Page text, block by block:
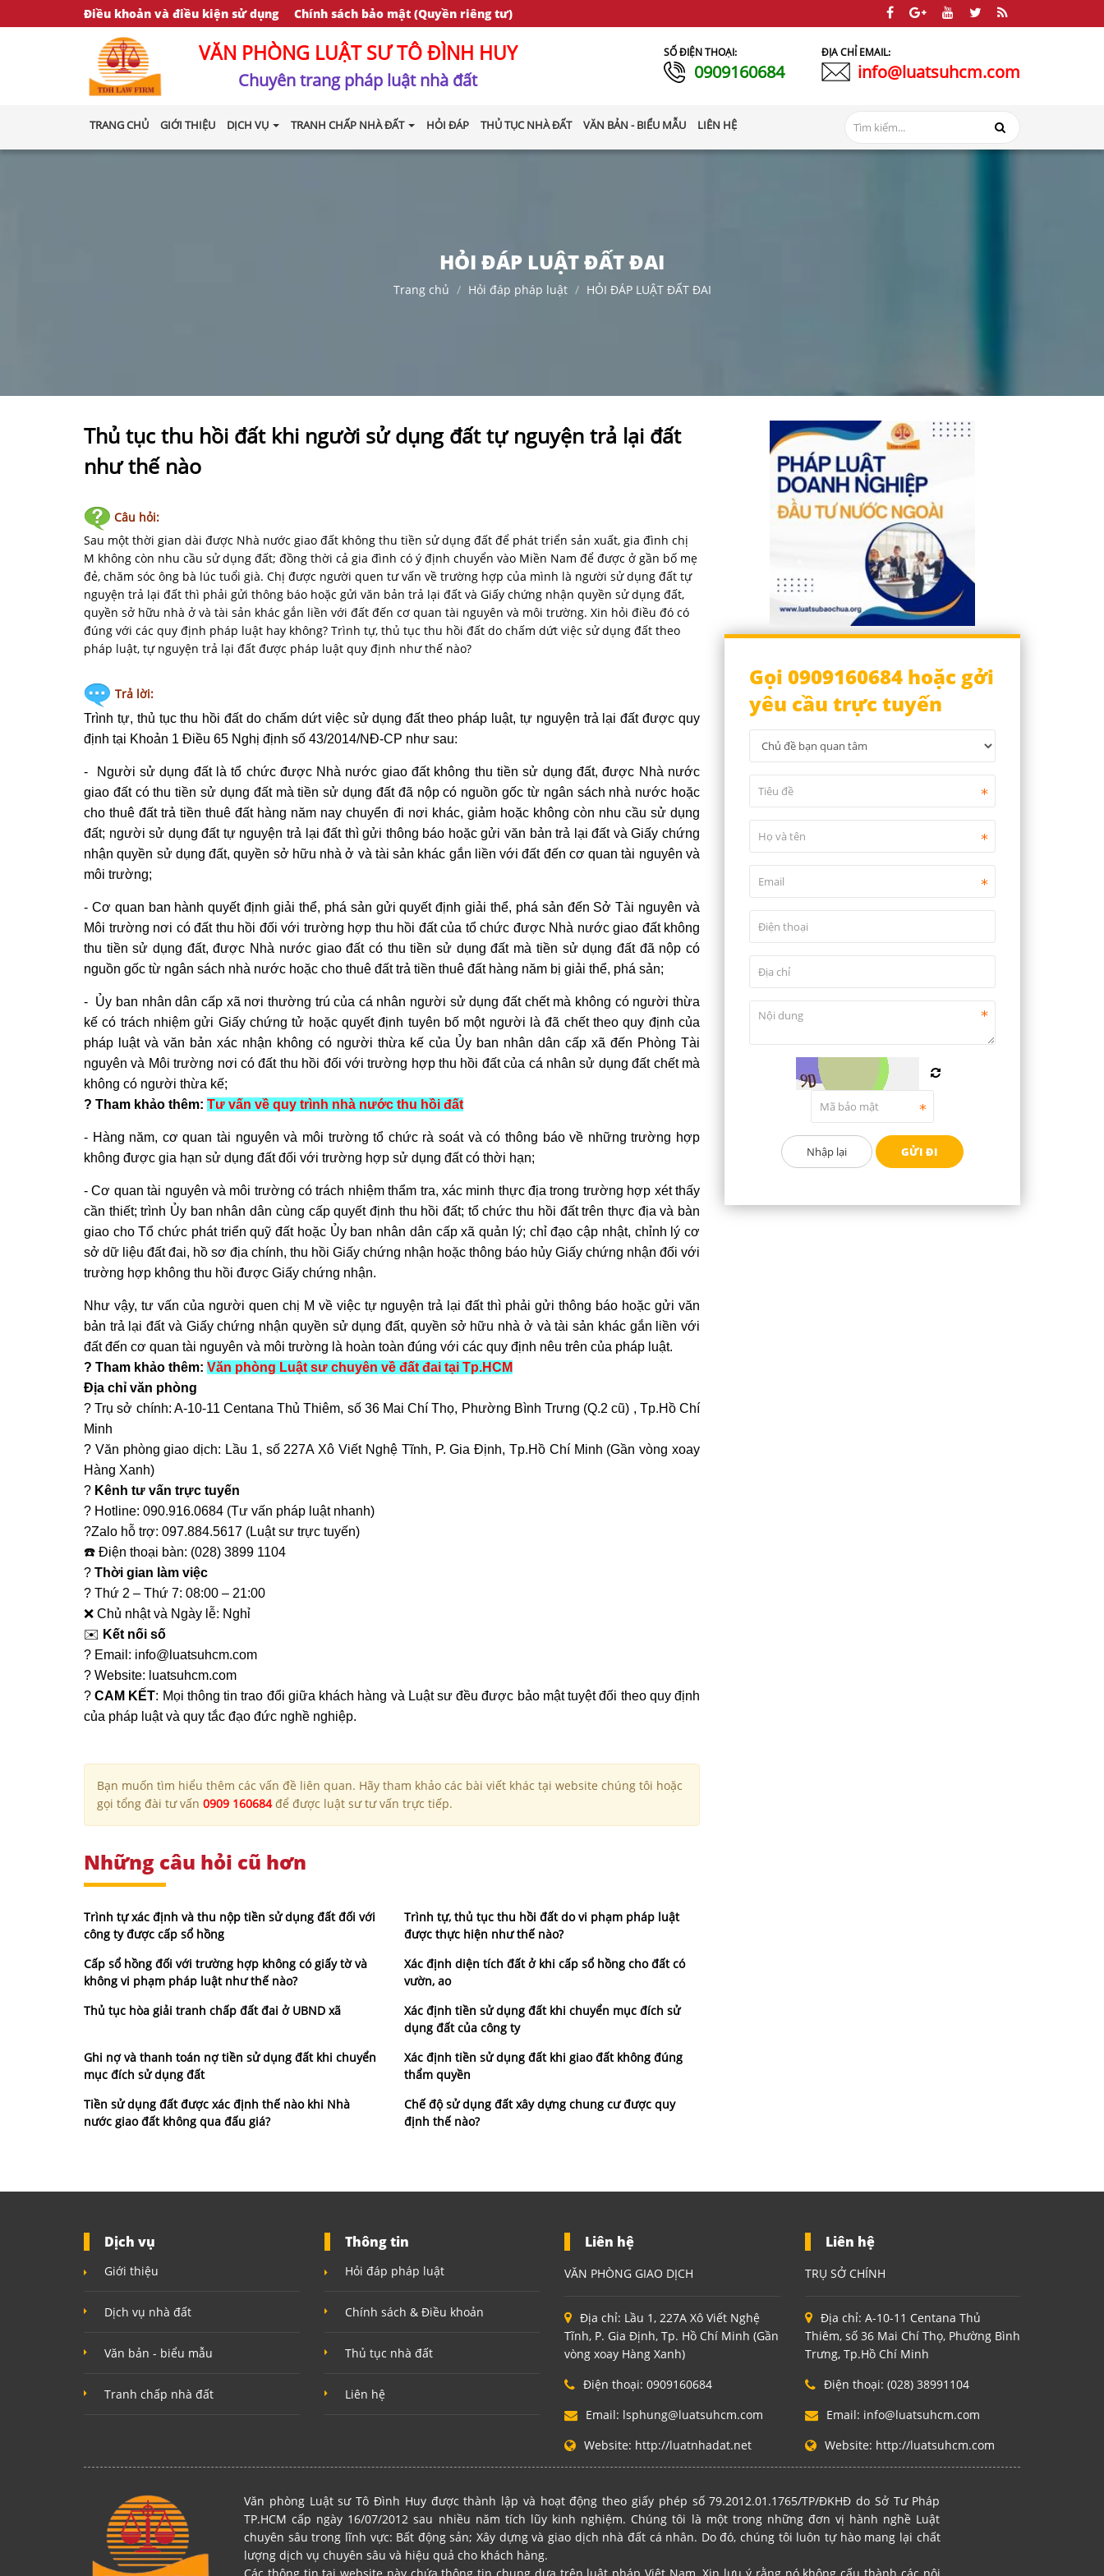
Điều khoản và điều kiện sử dụng Chính sách bảo mật (Quyền riêng tư)
VĂN PHÒNG LUẬT SƯ TÔ ĐÌNH HUY
Chuyên trang pháp luật nhà đất
SỐ ĐIỆN THOẠI:
0909160684
ĐỊA CHỈ EMAIL:
info@luatsuhcm.com
TRANG CHỦ GIỚI THIỆU DỊCH VỤ TRANH CHẤP NHÀ ĐẤT HỎI ĐÁP THỦ TỤC NHÀ ĐẤT VĂN BẢN - BIỂU MẪU LIÊN HỆ
HỎI ĐÁP LUẬT ĐẤT ĐAI
Trang chủ Hỏi đáp pháp luật HỎI ĐÁP LUẬT ĐẤT ĐAI
Thủ tục thu hồi đất khi người sử dụng đất tự nguyện trả lại đất
như thế nào
Câu hỏi:
Sau một thời gian dài được Nhà nước giao đất không thu tiền sử dụng đất để phát triển sản xuất, gia đình chị
M không còn nhu cầu sử dụng đất; đồng thời cả gia đình có ý định chuyển vào Miền Nam để được ở gần bố mẹ
đẻ, chăm sóc ông bà lúc tuổi già. Chị được người quen tư vấn về trường hợp của mình là người sử dụng đất tự
nguyện trả lại đất thì phải gửi thông báo hoặc gửi văn bản trả lại đất và Giấy chứng nhận quyền sử dụng đất,
quyền sở hữu nhà ở và tài sản khác gắn liền với đất đến cơ quan tài nguyên và môi trường. Xin hỏi điều đó có
đúng với các quy định pháp luật hay không? Trình tự, thủ tục thu hồi đất do chấm dứt việc sử dụng đất theo
pháp luật, tự nguyện trả lại đất được pháp luật quy định như thế nào?
Trả lời:
Trình tự, thủ tụcthu hồi đấtdo chấm dứt việc sử dụng đất theo pháp luật, tự nguyện trả lại đất được quy
định tại Khoản 1 Điều 65 Nghị định số 43/2014/NĐ-CP như sau:
- Người sử dụng đất là tổ chức được Nhà nước giao đất không thu tiền sử dụng đất, được Nhà nước
giao đất có thu tiền sử dụng đất mà tiền sử dụng đất đã nộp có nguồn gốc từ ngân sách nhà nước hoặc
cho thuê đất trả tiền thuê đất hàng năm nay chuyển đi nơi khác, giảm hoặc không còn nhu cầu sử dụng
đất; người sử dụng đất tự nguyện trả lại đất thì gửi thông báo hoặc gửi văn bản trả lại đất vàGiấy chứng
nhận quyền sử dụng đất, quyền sở hữu nhà ở và tài sản khác gắn liền với đất đến cơ quan tài nguyên và
môi trường;
- Cơ quan ban hành quyết định giải thể, phá sản gửi quyết định giải thể, phá sản đến Sở Tài nguyên và
Môi trường nơi có đất thu hồi đối với trường hợp thu hồi đấtcủa tổ chức được Nhà nước giao đất không
thu tiền sử dụng đất, được Nhà nước giao đất có thu tiền sử dụng đất mà tiền sử dụng đất đã nộp có
nguồn gốc từ ngân sách nhà nước hoặc cho thuê đất trả tiền thuê đất hàng năm bị giải thể, phá sản;
- Ủy ban nhân dân cấp xã nơi thường trú của cá nhân người sử dụng đất chết mà không có người thừa
kế có trách nhiệm gửi Giấy chứng tử hoặc quyết định tuyên bố một người là đã chết theo quy định của
pháp luật và văn bản xác nhận không có người thừa kế của Ủy ban nhân dân cấp xã đến Phòng Tài
nguyên và Môi trường nơi có đất thu hồi đối với trường hợpthu hồi đấtcủa cá nhân sử dụng đất chết mà
không có người thừa kế;
? Tham khảo thêm: Tư vấn về quy trình nhà nước thu hồi đất
- Hàng năm, cơ quan tài nguyên và môi trường tổ chức rà soát và có thông báo về những trường hợp
không được gia hạn sử dụng đất đối với trường hợp sử dụng đất có thời hạn;
- Cơ quan tài nguyên và môi trường có trách nhiệm thẩm tra, xác minh thực địa trong trường hợp xét thấy
cần thiết; trình Ủy ban nhân dân cùng cấp quyết định thu hồi đất; tổ chứcthu hồi đấttrên thực địa và bàn
giao cho Tổ chức phát triển quỹ đất hoặc Ủy ban nhân dân cấp xã quản lý; chỉ đạo cập nhật, chỉnh lý cơ
sở dữ liệu đất đai, hồ sơ địa chính, thu hồi Giấy chứng nhận hoặc thông báo hủy Giấy chứng nhận đối với
trường hợp không thu hồi được Giấy chứng nhận.
Như vậy, tư vấn của người quen chị M về việc tự nguyện trả lại đất thì phải gửi thông báo hoặc gửi văn
bản trả lại đất và Giấy chứng nhận quyền sử dụng đất, quyền sở hữu nhà ở và tài sản khác gắn liền với
đất đến cơ quan tài nguyên và môi trường là hoàn toàn đúng với các quy định nêu trên của pháp luật.
? Tham khảo thêm: Văn phòng Luật sư chuyên về đất đai tại Tp.HCM
Địa chỉ văn phòng
?️ Trụ sở chính: A-10-11 Centana Thủ Thiêm, số 36 Mai Chí Thọ, Phường Bình Trưng (Q.2 cũ) , Tp.Hồ Chí
Minh
?️ Văn phòng giao dịch: Lầu 1, số 227A Xô Viết Nghệ Tĩnh, P. Gia Định, Tp.Hồ Chí Minh (Gần vòng xoay
Hàng Xanh)
? Kênh tư vấn trực tuyến
? Hotline: 090.916.0684 (Tư vấn pháp luật nhanh)
?Zalo hỗ trợ: 097.884.5617 (Luật sư trực tuyến)
☎️ Điện thoại bàn: (028) 3899 1104
? Thời gian làm việc
? Thứ 2 – Thứ 7: 08:00 – 21:00
❌ Chủ nhật và Ngày lễ: Nghỉ
✉️ Kết nối số
? Email: info@luatsuhcm.com
? Website: luatsuhcm.com
?️CAM KẾT: Mọi thông tin trao đổi giữa khách hàng và Luật sư đều được bảo mật tuyệt đối theo quy định
của pháp luật và quy tắc đạo đức nghề nghiệp.
Bạn muốn tìm hiểu thêm các vấn đề liên quan. Hãy tham khảo các bài viết khác tại website chúng tôi hoặc
gọi tổng đài tư vấn 0909 160684để được luật sư tư vấn trực tiếp.
Những câu hỏi cũ hơn
Trình tự xác định và thu nộp tiền sử dụng đất đối với
công ty được cấp sổ hồng
Trình tự, thủ tục thu hồi đất do vi phạm pháp luật
được thực hiện như thế nào?
Cấp sổ hồng đối với trường hợp không có giấy tờ và
không vi phạm pháp luật như thế nào?
Xác định diện tích đất ở khi cấp sổ hồng cho đất có
vườn, ao
Thủ tục hòa giải tranh chấp đất đai ở UBND xã
Xác định tiền sử dụng đất khi chuyển mục đích sử
dụng đất của công ty
Ghi nợ và thanh toán nợ tiền sử dụng đất khi chuyển
mục đích sử dụng đất
Xác định tiền sử dụng đất khi giao đất không đúng
thẩm quyền
Tiền sử dụng đất được xác định thế nào khi Nhà
nước giao đất không qua đấu giá?
Chế độ sử dụng đất xây dựng chung cư được quy
định thế nào?
Gọi 0909160684 hoặc gởi
yêu cầu trực tuyến
Dịch vụ
Giới thiệu
Dịch vụ nhà đất
Văn bản - biểu mẫu
Tranh chấp nhà đất
Thông tin
Hỏi đáp pháp luật
Chính sách & Điều khoản
Thủ tục nhà đất
Liên hệ
Liên hệ
VĂN PHÒNG GIAO DỊCH
Địa chỉ: Lầu 1, 227A Xô Viết Nghệ
Tĩnh, P. Gia Định, Tp. Hồ Chí Minh (Gần
vòng xoay Hàng Xanh)
Điện thoại: 0909160684
Email: lsphung@luatsuhcm.com
Website: http://luatnhadat.net
Liên hệ
TRỤ SỞ CHÍNH
Địa chỉ: A-10-11 Centana Thủ
Thiêm, số 36 Mai Chí Thọ, Phường Bình
Trưng, Tp.Hồ Chí Minh
Điện thoại: (028) 38991104
Email: info@luatsuhcm.com
Website: http://luatsuhcm.com
Văn phòng Luật sư Tô Đình Huy được thành lập và hoạt động theo giấy phép số 79.2012.01.1765/TP/ĐKHĐ do Sở Tư Pháp
TP.HCM cấp ngày 16/07/2012 sau nhiều năm tích lũy kinh nghiệm. Chúng tôi là một trong những đơn vị hành nghề Luật
chuyên sâu trong lĩnh vực: Bất động sản; Xây dựng và giao dịch nhà đất cá nhân. Do đó, chúng tôi luôn tự hào mang lại chất
lượng dịch vụ chuyên sâu và hiệu quả cho khách hàng.